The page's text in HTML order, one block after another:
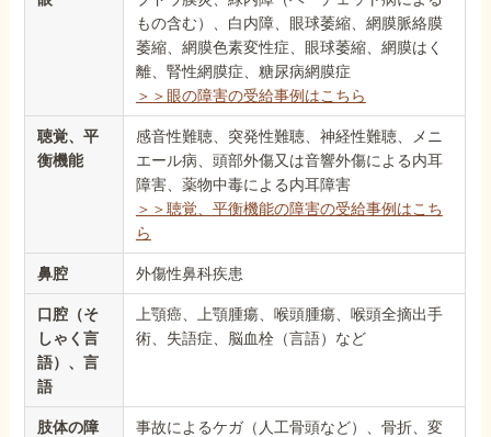
もの含む）、白内障、眼球萎縮、網膜脈絡膜
萎縮、網膜色素変性症、眼球萎縮、網膜はく
離、腎性網膜症、糖尿病網膜症
＞＞眼の障害の受給事例はこちら
聴覚、平
衡機能
感音性難聴、突発性難聴、神経性難聴、メニ
エール病、頭部外傷又は音響外傷による内耳
障害、薬物中毒による内耳障害
＞＞聴覚、平衡機能の障害の受給事例はこち
ら
鼻腔 外傷性鼻科疾患
口腔（そ
しゃく言
語）、言
語
上顎癌、上顎腫瘍、喉頭腫瘍、喉頭全摘出手
術、失語症、脳血栓（言語）など
肢体の障
事故によるケガ（人工骨頭など）、骨折、変